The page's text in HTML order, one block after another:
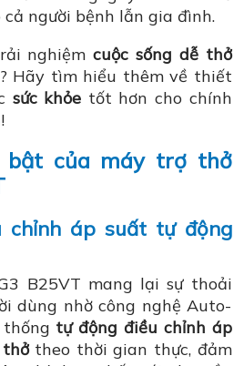
người bệnh lẫn gia đình.
nghiệmcuộc sống dễ thở
Hãy tìm hiểu thêm về thiết
sức khỏe tốt hơn cho chính
!
bật của máy trợ thở
chỉnh áp suất tự động
B25VT mang lại sự thoải
dùng nhờ công nghệ Auto-
tự động điều chỉnh áp
theo thời gian thực, đảm